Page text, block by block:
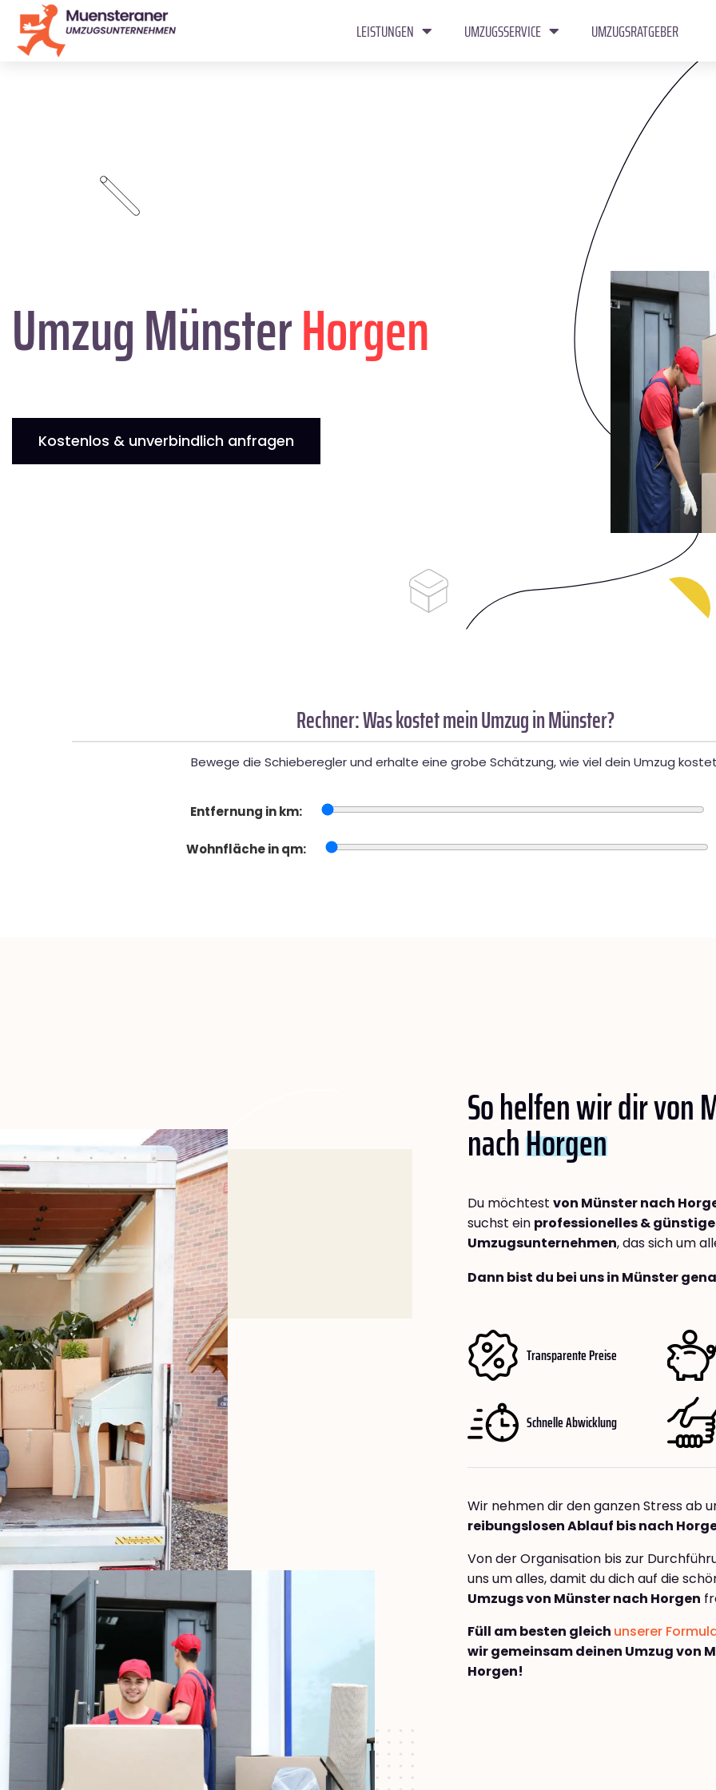
LEISTUNGEN UMZUGSSERVICE UMZUGSRATGEBER
Umzug MünsterHorgen
Kostenlos & unverbindlich anfragen
Rechner: Was kostet mein Umzug in Münster?
Bewege die Schieberegler und erhalte eine grobe Schätzung, wie viel dein Umzug
Entfernung in km:
Wohnfläche in qm:
So helfen wir dir von
nachHorgen
Du möchtest von Münster nach
suchst ein professionelles &
Umzugsunternehmen, das sich um
Dann bist du bei uns in Münster
Transparente Preise
Schnelle Abwicklung
Wir nehmen dir den ganzen Stress ab
reibungslosen Ablauf bis nach
Von der Organisation bis zur
uns um alles, damit du dich auf die
Umzugs von Münster nach Horgen
Füll am besten gleich unserer
wir gemeinsam deinen Umzug von
Horgen!